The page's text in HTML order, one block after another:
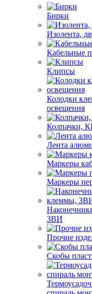
Бирки
Изолента,
Кабельные
Клипсы
Колодки
освещения
Колпачки,
Лента
Маркеры
Маркеры
ЗВИ
Прочие
Скобы